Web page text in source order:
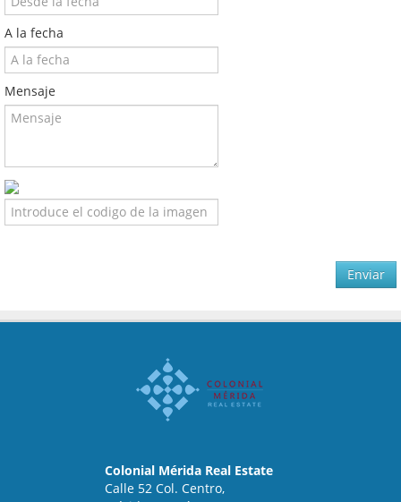
A la fecha
Mensaje
Enviar
Colonial Mérida Real Estate
Calle 52 Col. Centro,